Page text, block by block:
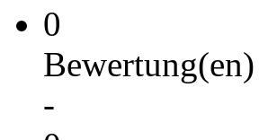
0
Bewertung(en)
-